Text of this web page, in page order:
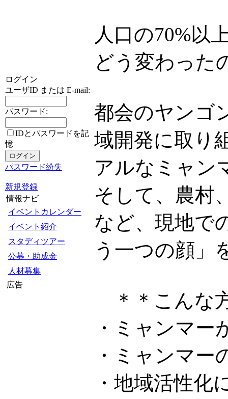
ログイン
ユーザID または E-mail:
パスワード:
IDとパスワードを記
憶
パスワード紛失
新規登録
情報ナビ
イベントカレンダー
イベント紹介
スタディツアー
公募・助成金
人材募集
広告
人口の70%以
どう変わった
都会のヤンゴ
域開発に取り
アルなミャン
そして、農村
など、現地で
う一つの顔」
＊＊こんな
・ミャンマー
・ミャンマー
・地域活性化